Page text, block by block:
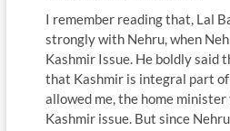
I remember reading that, Lal
strongly with Nehru, when
Kashmir Issue. He boldly said
that Kashmir is integral part
allowed me, the home
Kashmir issue. But since